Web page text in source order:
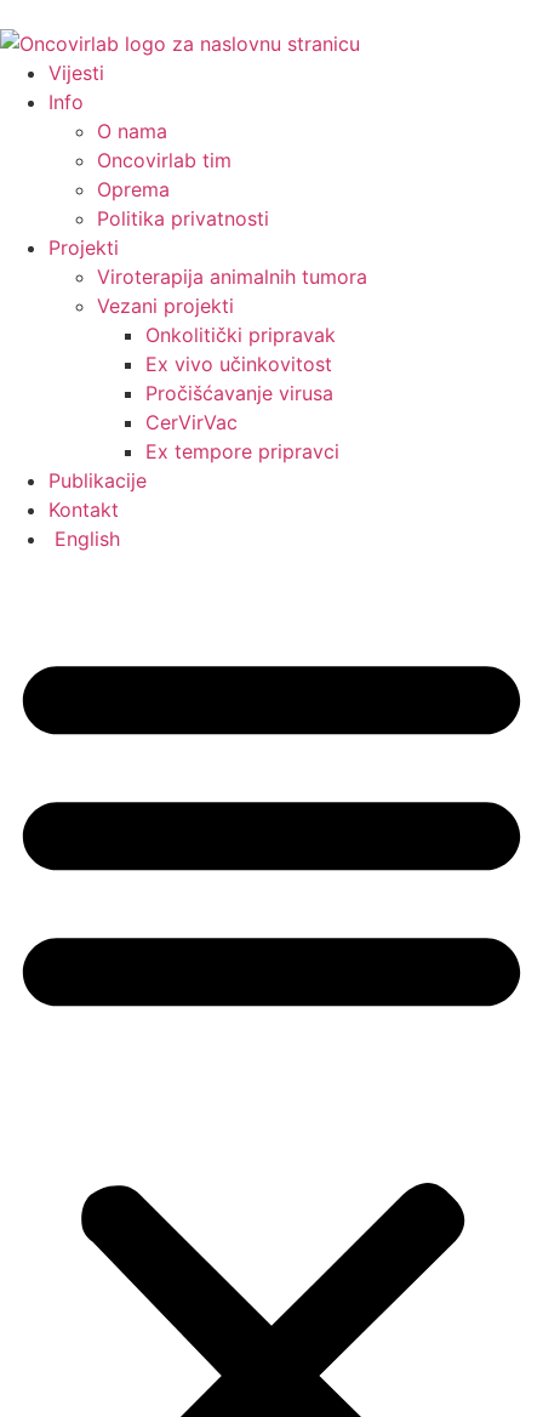
na
sadržajVijesti
Info
O nama
Oncovirlab tim
Oprema
Politika privatnosti
Projekti
Viroterapija animalnih tumora
Vezani projekti
Onkolitički pripravak
Ex vivo učinkovitost
Pročišćavanje virusa
CerVirVac
Ex tempore pripravci
Publikacije
Kontakt
English